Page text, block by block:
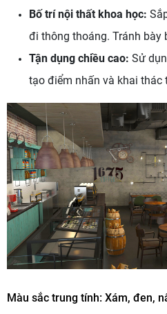
Bố trí nội thất khoa học:
đi thông thoáng. Tránh bày
Tận dụng chiều cao: Sử
tạo điểm nhấn và khai thác
Màu sắc trung tính: Xám, đen,